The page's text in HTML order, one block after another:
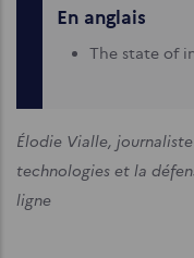
En anglais
The state of
Élodie Vialle,
technologies et la
ligne